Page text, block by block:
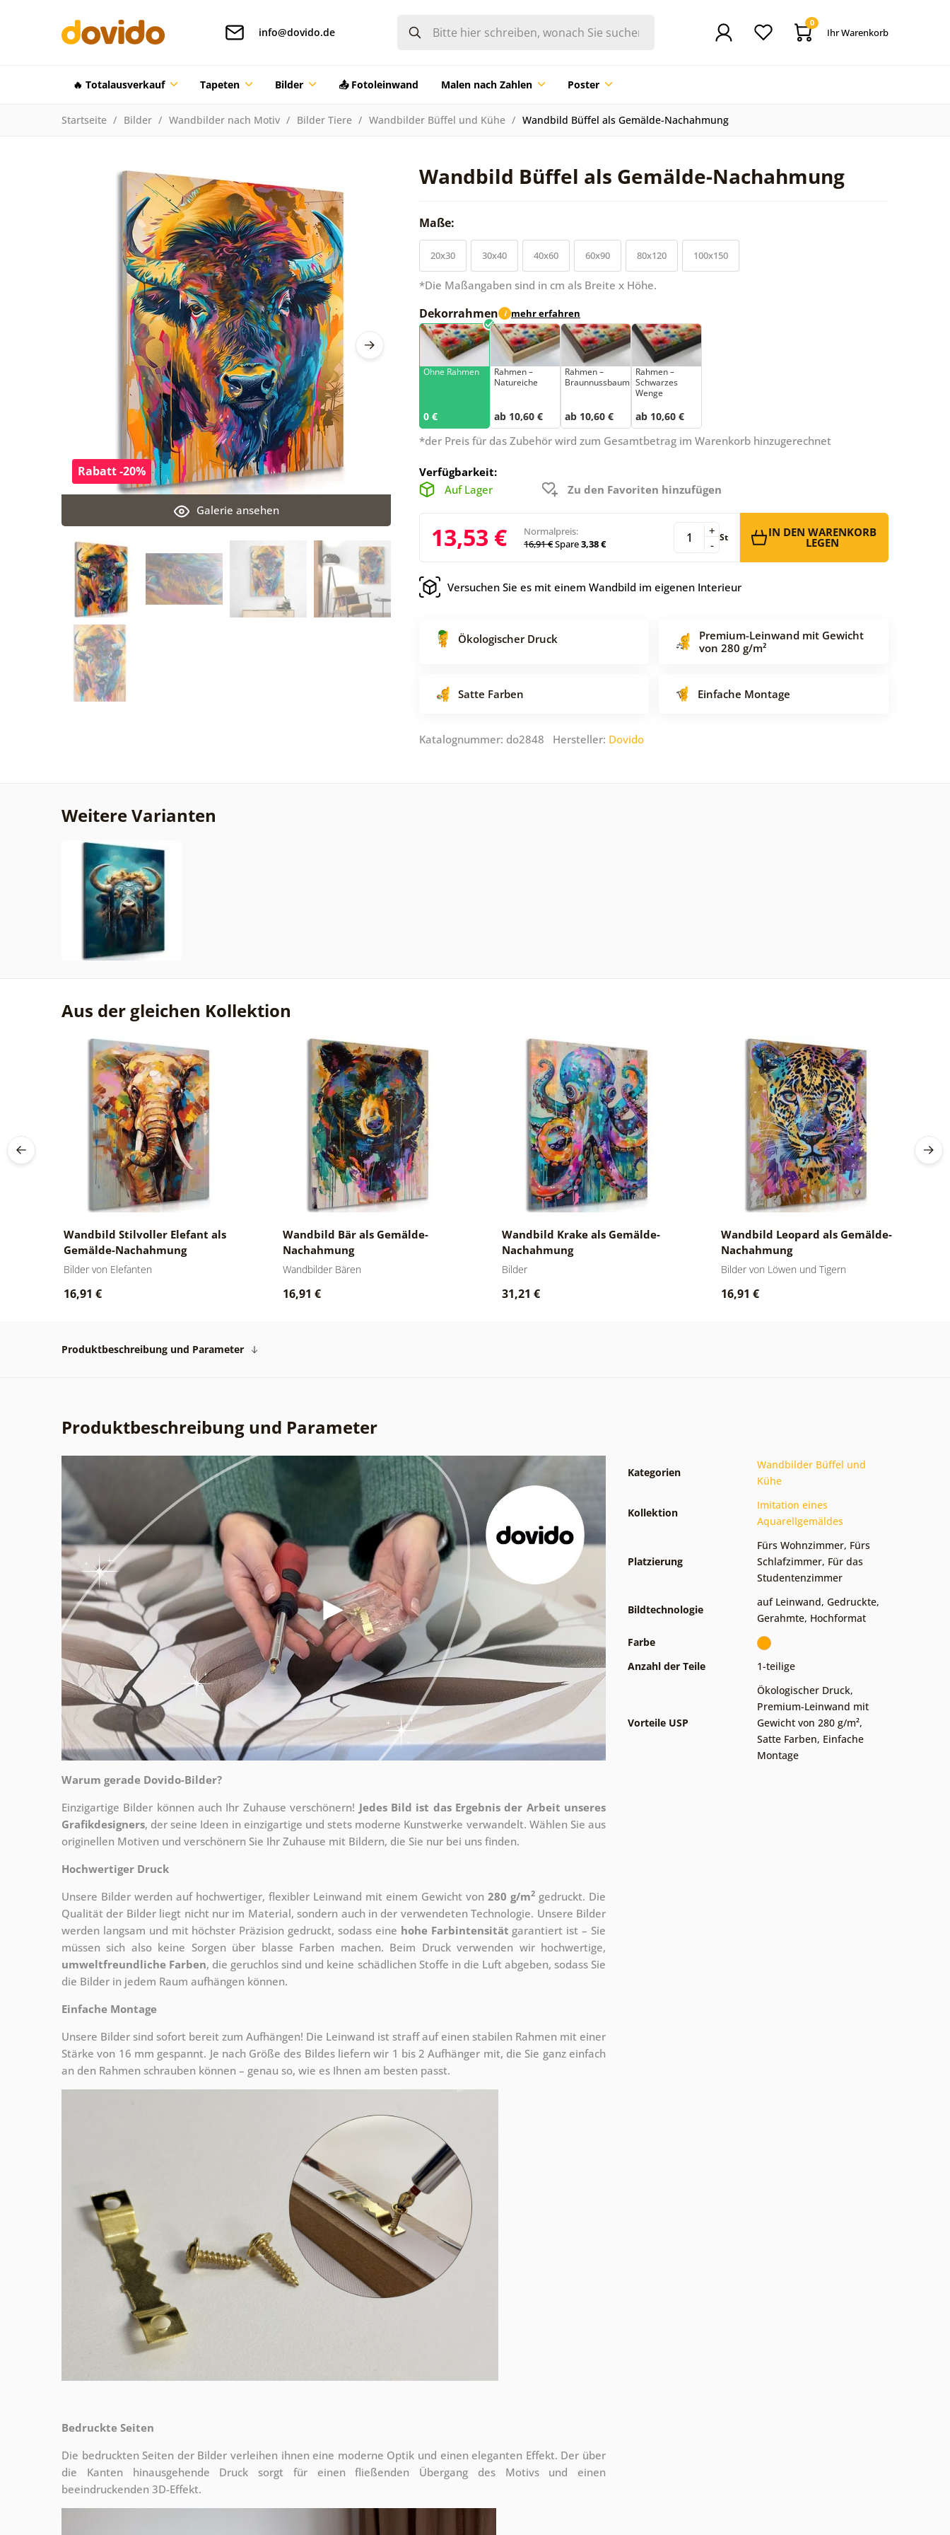
info@dovido.de
0
Ihr Warenkorb
🔥 Totalausverkauf Tapeten Bilder 📤 Fotoleinwand Malen nach Zahlen Poster
Startseite Bilder Wandbilder nach Motiv Bilder Tiere Wandbilder Büffel und Kühe Wandbild Büffel als Gemälde-Nachahmung
Wandbild Büffel als Gemälde-Nachahmung
Galerie ansehen
Rabatt -20%
Maße:
20x30 30x40 40x60 60x90 80x120 100x150
*Die Maßangaben sind in cm als Breite x Höhe.
Dekorrahmen i mehr erfahren
Ohne Rahmen
0 €
Rahmen –
Natureiche
ab 10,60 €
Rahmen –
Braunnussbaum
ab 10,60 €
Rahmen –
Schwarzes
Wenge
ab 10,60 €
*der Preis für das Zubehör wird zum Gesamtbetrag im Warenkorb hinzugerechnet
Verfügbarkeit:
Auf Lager
Zu den Favoriten hinzufügen
13,53 €
Normalpreis:
16,91 €Spare3,38 € -
+ St IN DEN WARENKORB
LEGEN
Versuchen Sie es mit einem Wandbild im eigenen Interieur
Ökologischer Druck
Premium-Leinwand mit Gewicht
von 280 g/m²
Satte Farben Einfache Montage
Katalognummer: do2848 Hersteller: Dovido
Weitere Varianten
Aus der gleichen Kollektion
Wandbild Stilvoller Elefant als
Gemälde-Nachahmung
Bilder von Elefanten
16,91 €
Wandbild Bär als Gemälde-
Nachahmung
Wandbilder Bären
16,91 €
Wandbild Krake als Gemälde-
Nachahmung
Bilder
31,21 €
Wandbild Leopard als Gemälde-
Nachahmung
Bilder von Löwen und Tigern
16,91 €
Produktbeschreibung und Parameter
Produktbeschreibung und Parameter
Warum gerade Dovido-Bilder?
Einzigartige Bilder können auch Ihr Zuhause verschönern! Jedes Bild ist das Ergebnis der Arbeit unseres
Grafikdesigners, der seine Ideen in einzigartige und stets moderne Kunstwerke verwandelt. Wählen Sie aus
originellen Motiven und verschönern Sie Ihr Zuhause mit Bildern, die Sie nur bei uns finden.
Hochwertiger Druck
Unsere Bilder werden auf hochwertiger, flexibler Leinwand mit einem Gewicht von 280 g/m2 gedruckt. Die
Qualität der Bilder liegt nicht nur im Material, sondern auch in der verwendeten Technologie. Unsere Bilder
werden langsam und mit höchster Präzision gedruckt, sodass eine hohe Farbintensität garantiert ist – Sie
müssen sich also keine Sorgen über blasse Farben machen. Beim Druck verwenden wir hochwertige,
umweltfreundliche Farben, die geruchlos sind und keine schädlichen Stoffe in die Luft abgeben, sodass Sie
die Bilder in jedem Raum aufhängen können.
Einfache Montage
Unsere Bilder sind sofort bereit zum Aufhängen! Die Leinwand ist straff auf einen stabilen Rahmen mit einer
Stärke von 16 mm gespannt. Je nach Größe des Bildes liefern wir 1 bis 2 Aufhänger mit, die Sie ganz einfach
an den Rahmen schrauben können – genau so, wie es Ihnen am besten passt.
Bedruckte Seiten
Die bedruckten Seiten der Bilder verleihen ihnen eine moderne Optik und einen eleganten Effekt. Der über
die Kanten hinausgehende Druck sorgt für einen fließenden Übergang des Motivs und einen
beeindruckenden 3D-Effekt.
Kategorien
Wandbilder Büffel und
Kühe
Kollektion
Imitation eines
Aquarellgemäldes
Platzierung
Fürs Wohnzimmer, Fürs
Schlafzimmer, Für das
Studentenzimmer
Bildtechnologie
auf Leinwand, Gedruckte,
Gerahmte, Hochformat
Farbe
Anzahl der Teile
1-teilige
Vorteile USP
Ökologischer Druck,
Premium-Leinwand mit
Gewicht von 280 g/m²,
Satte Farben, Einfache
Montage